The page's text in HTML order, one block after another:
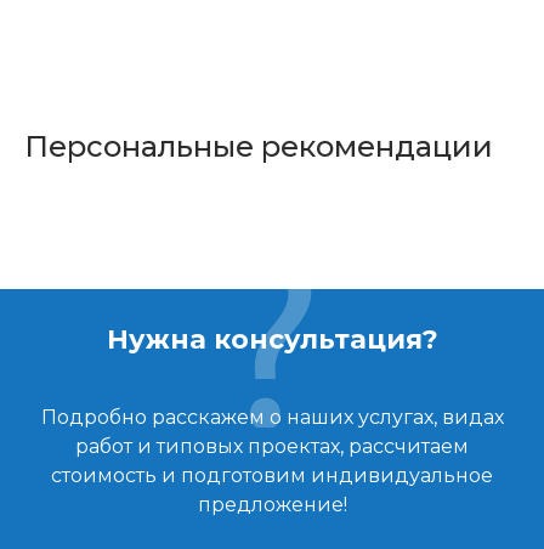
Персональные рекомендации
Нужна консультация?
Подробно расскажем о наших услугах, видах
работ и типовых проектах, рассчитаем
стоимость и подготовим индивидуальное
предложение!